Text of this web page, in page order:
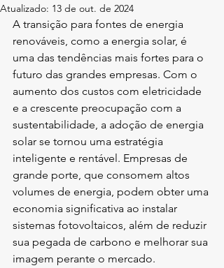
Atualizado: 13 de out. de 2024
A transição para fontes de energia
renováveis, como a energia solar, é
uma das tendências mais fortes para o
futuro das grandes empresas. Com o
aumento dos custos com eletricidade
e a crescente preocupação com a
sustentabilidade, a adoção de energia
solar se tornou uma estratégia
inteligente e rentável. Empresas de
grande porte, que consomem altos
volumes de energia, podem obter uma
economia significativa ao instalar
sistemas fotovoltaicos, além de reduzir
sua pegada de carbono e melhorar sua
imagem perante o mercado.